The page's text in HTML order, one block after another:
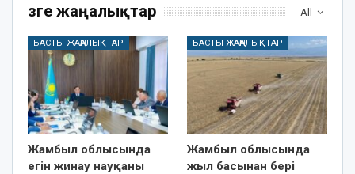
All
Өзге жаңалықтар
БАСТЫ ЖАҢАЛЫҚТАР
Жамбыл облысында
егін жинау науқаны
БАСТЫ ЖАҢАЛЫҚТАР
Жамбыл облысында
жыл басынан бері